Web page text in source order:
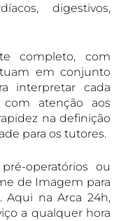
digestivos,
completo, com
em conjunto
interpretar cada
atenção aos
na definição
para os tutores.
operatórios ou
de Imagem para
Aqui na Arca 24h,
a qualquer hora